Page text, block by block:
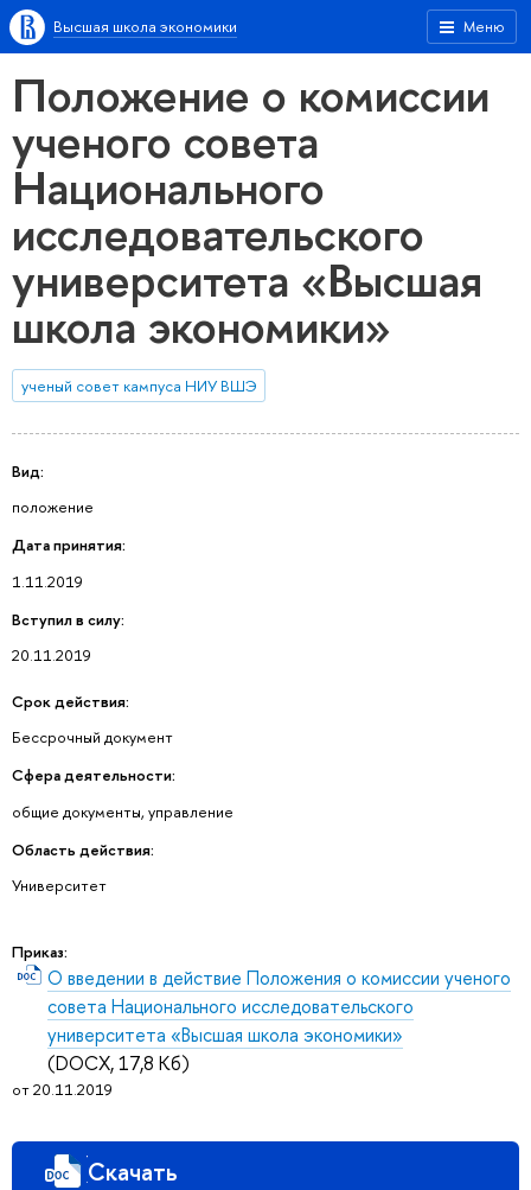
Меню
Высшая школа экономики
Положение о комиссии
ученого совета
Национального
исследовательского
университета «Высшая
школа экономики»
ученый совет кампуса НИУ ВШЭ
Вид:
положение
Дата принятия:
1.11.2019
Вступил в силу:
20.11.2019
Срок действия:
Бессрочный документ
Сфера деятельности:
общие документы, управление
Область действия:
Университет
Приказ:
О введении в действие Положения о комиссии ученого
совета Национального исследовательского
университета «Высшая школа экономики»
(DOCX, 17,8 Кб)
от 20.11.2019
Скачать